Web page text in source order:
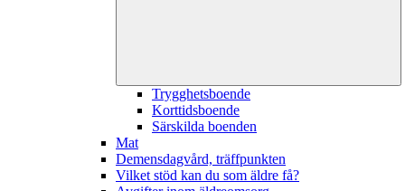
Trygghetsboende
Korttidsboende
Särskilda boenden
Mat
Demensdagvård, träffpunkten
Vilket stöd kan du som äldre få?